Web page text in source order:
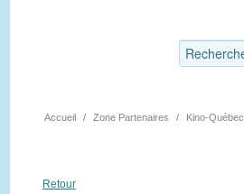
Accueil / Zone Partenaires / Kino-Québec
Retour